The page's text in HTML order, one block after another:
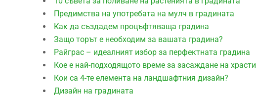
Предимства на употребата на мулч в градината
Как да създадем процъфтяваща градина
Защо торът е необходим за вашата градина?
Райграс – идеалният избор за перфектната градина
Кое е най-подходящото време за засаждане на храсти
Кои са 4-те елемента на ландшафтния дизайн?
Дизайн на градината